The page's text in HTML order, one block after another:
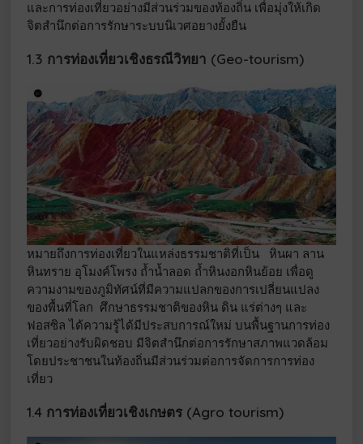
และการท่องเที่ยวอย่างมีส่วนร่วมของท้องถิ่น เพื่อมุ่งให้เกิด
จิตสำนึกต่อการรักษาระบบนิเวศอยางยั้งยืน
1.3 การท่องเที่ยวเชิงธรณีวิทยา (Geo-tourism)
หมายถึงการท่องเที่ยวในแหล่งธรรมชาติที่เป็น หินผา ลาน
หินทราย อุโมงค์โพรง ถ้ำน้ำลอด ถ้ำหินงอกหินย้อย เพื่อดู
ความงามของภูมิทัศน์ที่มีความแปลกของการเปลี่ยนแปลง
ของพื้นที่โลก ศึกษาธรรมชาติของหิน ดิน แร่ต่างๆ และ
ฟอสซิล ได้ความรู้ได้มีประสบการณ์ใหม่ บนพื้นฐานการท่อง
เที่ยวอย่างรับผิดชอบ มีจิตสำนึกต่อการรักษาสภาพแวดล้อม
โดยประชาชนในท้องถิ่นมีส่วนร่วมต่อการจัดการการท่อง
เที่ยว
1.4 การท่องเที่ยวเชิงเกษตร (Agro tourism)